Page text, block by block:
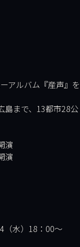
アルバム『産声』を
島まで、13都市28公
演
演
（水）18：00～